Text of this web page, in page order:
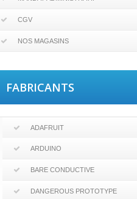
CGV
NOS MAGASINS
FABRICANTS
ADAFRUIT
ARDUINO
BARE CONDUCTIVE
DANGEROUS PROTOTYPE